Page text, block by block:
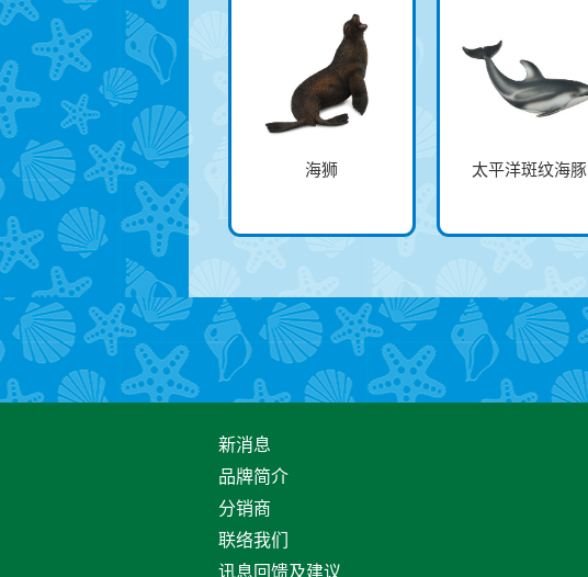
海狮 太平洋斑纹海豚
新消息
品牌简介
分销商
联络我们
讯息回馈及建议